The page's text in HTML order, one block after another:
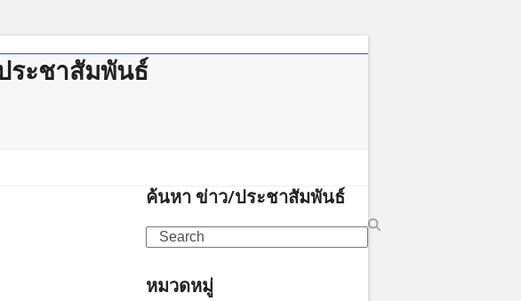
ระชาสัมพันธ์
ค้นหา ข่าว/ประชาสัมพันธ์
Search
หมวดหมู่